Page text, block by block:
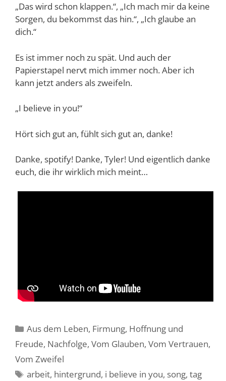
„Das wird schon klappen.“, „Ich mach mir da keine
Sorgen, du bekommst das hin.“, „Ich glaube an
dich.“
Es ist immer noch zu spät. Und auch der
Papierstapel nervt mich immer noch. Aber ich
kann jetzt anders als zweifeln.
„I believe in you!“
Hört sich gut an, fühlt sich gut an, danke!
Danke, spotify! Danke, Tyler! Und eigentlich danke
euch, die ihr wirklich mich meint…
Kategorien
Aus dem Leben, Firmung, Hoffnung und
Freude, Nachfolge, Vom Glauben, Vom Vertrauen,
Vom Zweifel
Schlagwörter
arbeit, hintergrund, i believe in you, song,tag